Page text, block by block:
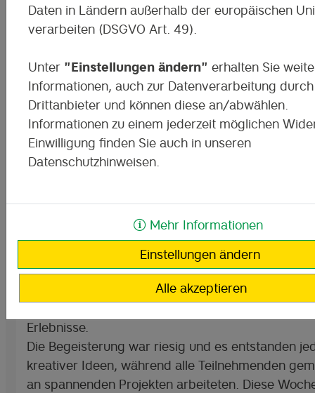
Lernen und Spaß vereint
Vom 9. bis 13. September besuchte das
Förderschule in Borna. Es war erst das zweite
unser gläsernes Klassenzimmer eine
Erlebnisse.
Die Begeisterung war riesig und es entstanden
kreativer Ideen, während alle Teilnehmenden
an spannenden Projekten arbeiteten. Diese
Daten in Ländern außerhalb der europäischen
verarbeiten (DSGVO Art. 49).
Unter "Einstellungen ändern" erhalten Sie
Informationen, auch zur Datenverarbeitung durch
Drittanbieter und können diese an/abwählen.
Informationen zu einem jederzeit möglichen
Einwilligung finden Sie auch in unseren
Datenschutzhinweisen.
Mehr Informationen
Einstellungen ändern
Alle akzeptieren